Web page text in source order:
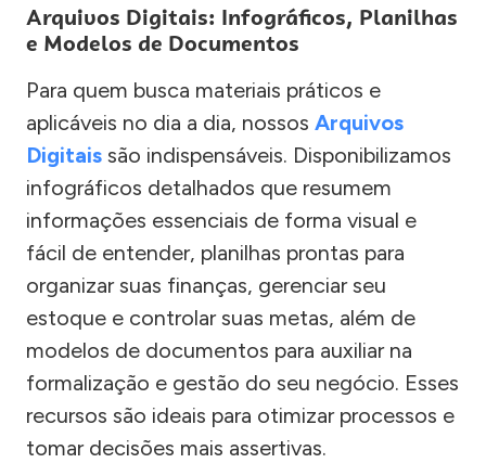
Arquivos Digitais: Infográficos, Planilhas
e Modelos de Documentos
Para quem busca materiais práticos e
aplicáveis no dia a dia, nossos Arquivos
Digitais são indispensáveis. Disponibilizamos
infográficos detalhados que resumem
informações essenciais de forma visual e
fácil de entender, planilhas prontas para
organizar suas finanças, gerenciar seu
estoque e controlar suas metas, além de
modelos de documentos para auxiliar na
formalização e gestão do seu negócio. Esses
recursos são ideais para otimizar processos e
tomar decisões mais assertivas.